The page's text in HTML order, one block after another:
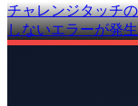
チャレンジタッチ
しないエラーが発
きません」